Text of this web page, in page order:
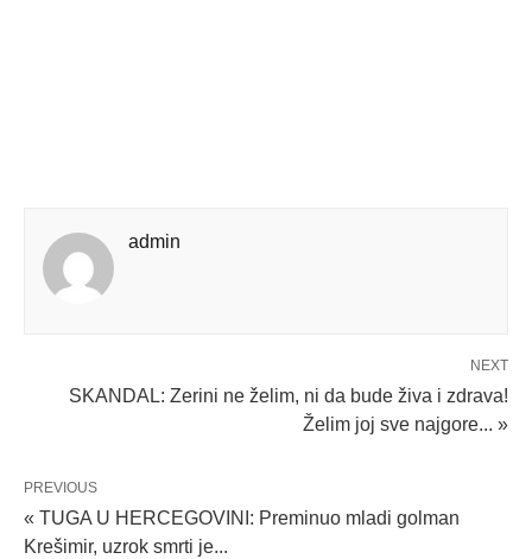
admin
NEXT
SKANDAL: Zerini ne želim, ni da bude živa i zdrava!
Želim joj sve najgore... »
PREVIOUS
« TUGA U HERCEGOVINI: Preminuo mladi golman
Krešimir, uzrok smrti je...